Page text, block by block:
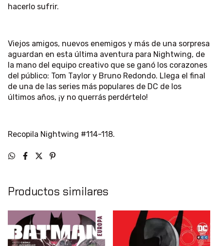
hacerlo sufrir.
Viejos amigos, nuevos enemigos y más de una sorpresa
aguardan en esta última aventura para Nightwing, de
la mano del equipo creativo que se ganó los corazones
del público: Tom Taylor y Bruno Redondo. Llega el final
de una de las series más populares de DC de los
últimos años, ¡y no querrás perdértelo!
Recopila Nightwing #114-118.
Productos similares